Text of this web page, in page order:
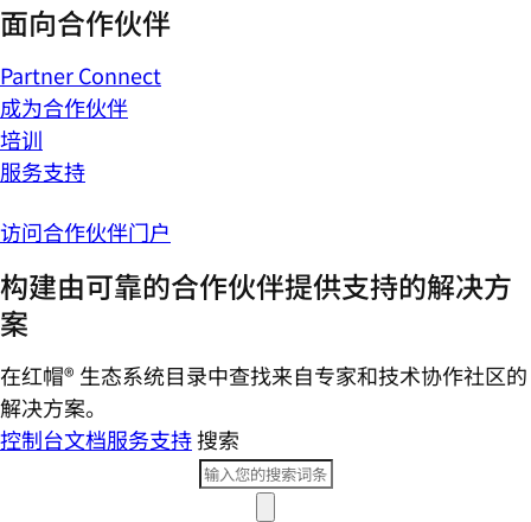
面向合作伙伴
Partner Connect
成为合作伙伴
培训
服务支持
访问合作伙伴门户
构建由可靠的合作伙伴提供支持的解决方
案
在红帽® 生态系统目录中查找来自专家和技术协作社区的
解决方案。
控制台文档服务支持搜索